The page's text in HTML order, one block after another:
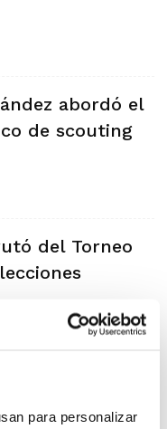
para personalizar
abordó el
de scouting
del Torneo
de Selecciones